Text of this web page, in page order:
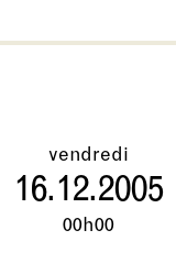
vendredi
16.12.2005
00h00